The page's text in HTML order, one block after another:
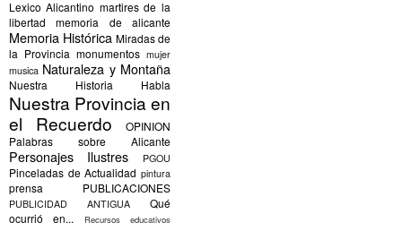
Lexico Alicantino martires de la
libertad
memoria de alicante
Memoria Histórica Miradas de
la Provincia monumentos mujer
musica Naturaleza y Montaña
Nuestra Historia Habla
Nuestra Provincia en
el Recuerdo
OPINION
Palabras sobre Alicante
Personajes Ilustres PGOU
Pinceladas de Actualidad pintura
prensa PUBLICACIONES
PUBLICIDAD ANTIGUA
Qué
ocurrió en...
Recursos educativos